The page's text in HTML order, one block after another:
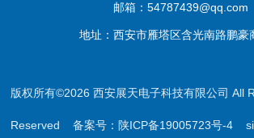
邮箱：54787439@qq.com
地址：西安市雁塔区含光南路鹏豪
版权所有©2026 西安展天电子科技有限公司 All
Reserved备案号：陕ICP备19005723号-4